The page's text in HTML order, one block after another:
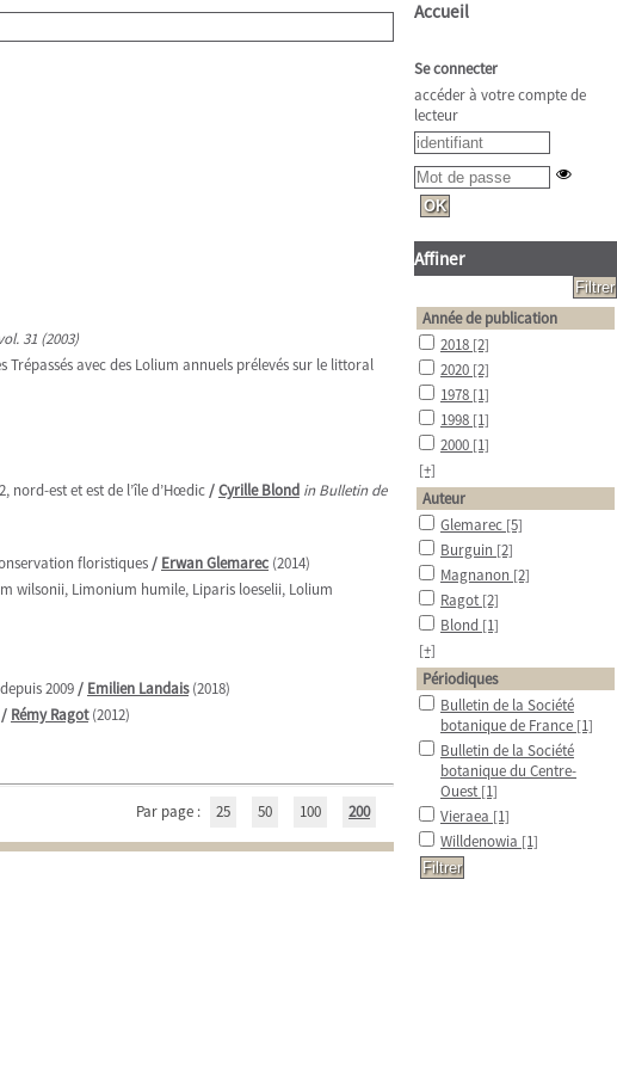
31 (2003)
avec des Lolium annuels prélevés sur le littoral
nord-est et est de l’île d’Hœdic/Cyrille Blond in Bulletin de
floristiques/ Erwan Glemarec (2014)
wilsonii, Limonium humile, Liparis loeselii, Lolium
2009/ Emilien Landais(2018)
/ Rémy Ragot(2012)
Par page : 25 50 100 200
Accueil
Se connecter
accéder à votre compte de
lecteur
Affiner
Année de publication
2018 [2]
2020 [2]
1978 [1]
1998 [1]
2000 [1]
[+]
Auteur
Glemarec [5]
Burguin [2]
Magnanon [2]
Ragot [2]
Blond [1]
[+]
Périodiques
Bulletin de la Société
botanique de France [1]
Bulletin de la Société
botanique du Centre-
Ouest [1]
Vieraea [1]
Willdenowia [1]